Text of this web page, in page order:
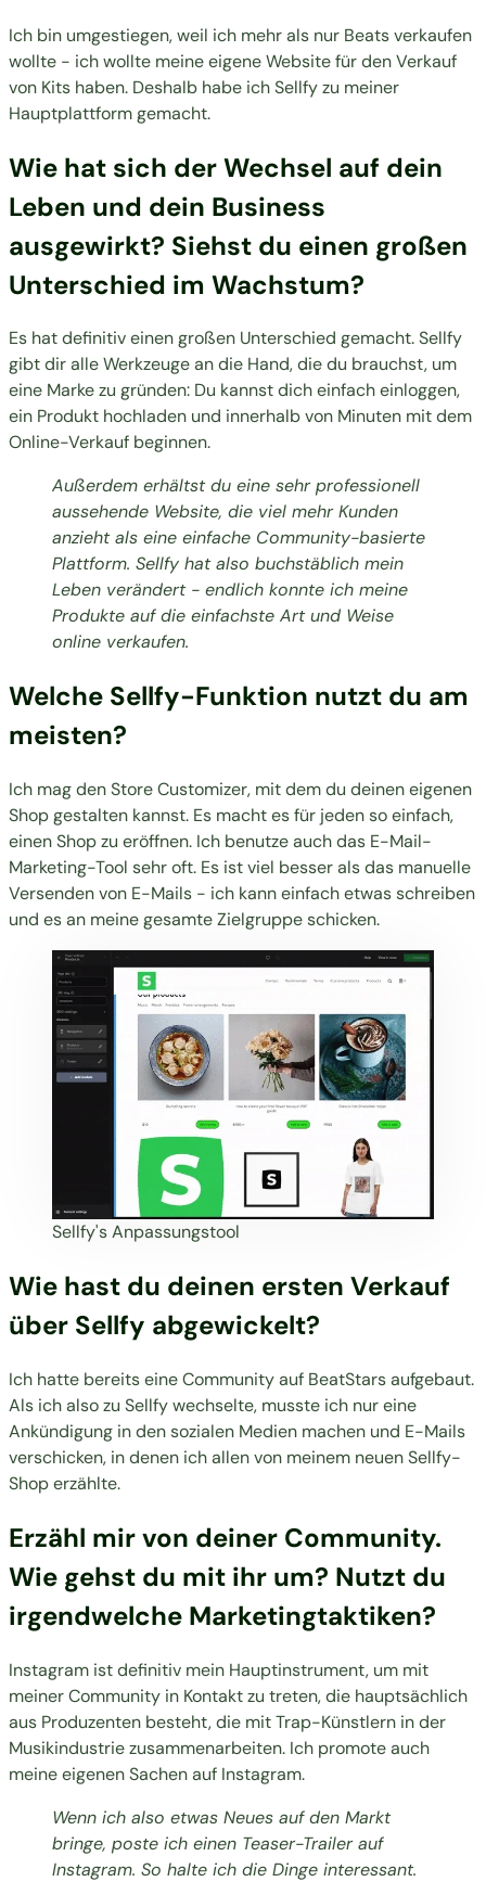
Ich bin umgestiegen, weil ich mehr als nur Beats verkaufen
wollte - ich wollte meine eigene Website für den Verkauf
von Kits haben. Deshalb habe ich Sellfy zu meiner
Hauptplattform gemacht.
Wie hat sich der Wechsel auf dein
Leben und dein Business
ausgewirkt? Siehst du einen großen
Unterschied im Wachstum?
Es hat definitiv einen großen Unterschied gemacht. Sellfy
gibt dir alle Werkzeuge an die Hand, die du brauchst, um
eine Marke zu gründen: Du kannst dich einfach einloggen,
ein Produkt hochladen und innerhalb von Minuten mit dem
Online-Verkauf beginnen.
Außerdem erhältst du eine sehr professionell
aussehende Website, die viel mehr Kunden
anzieht als eine einfache Community-basierte
Plattform. Sellfy hat also buchstäblich mein
Leben verändert - endlich konnte ich meine
Produkte auf die einfachste Art und Weise
online verkaufen.
Welche Sellfy-Funktion nutzt du am
meisten?
Ich mag den Store Customizer, mit dem du deinen eigenen
Shop gestalten kannst. Es macht es für jeden so einfach,
einen Shop zu eröffnen. Ich benutze auch das E-Mail-
Marketing-Tool sehr oft. Es ist viel besser als das manuelle
Versenden von E-Mails - ich kann einfach etwas schreiben
und es an meine gesamte Zielgruppe schicken.
Sellfy's Anpassungstool
Wie hast du deinen ersten Verkauf
über Sellfy abgewickelt?
Ich hatte bereits eine Community auf BeatStars aufgebaut.
Als ich also zu Sellfy wechselte, musste ich nur eine
Ankündigung in den sozialen Medien machen und E-Mails
verschicken, in denen ich allen von meinem neuen Sellfy-
Shop erzählte.
Erzähl mir von deiner Community.
Wie gehst du mit ihr um? Nutzt du
irgendwelche Marketingtaktiken?
Instagram ist definitiv mein Hauptinstrument, um mit
meiner Community in Kontakt zu treten, die hauptsächlich
aus Produzenten besteht, die mit Trap-Künstlern in der
Musikindustrie zusammenarbeiten. Ich promote auch
meine eigenen Sachen auf Instagram.
Wenn ich also etwas Neues auf den Markt
bringe, poste ich einen Teaser-Trailer auf
Instagram. So halte ich die Dinge interessant.